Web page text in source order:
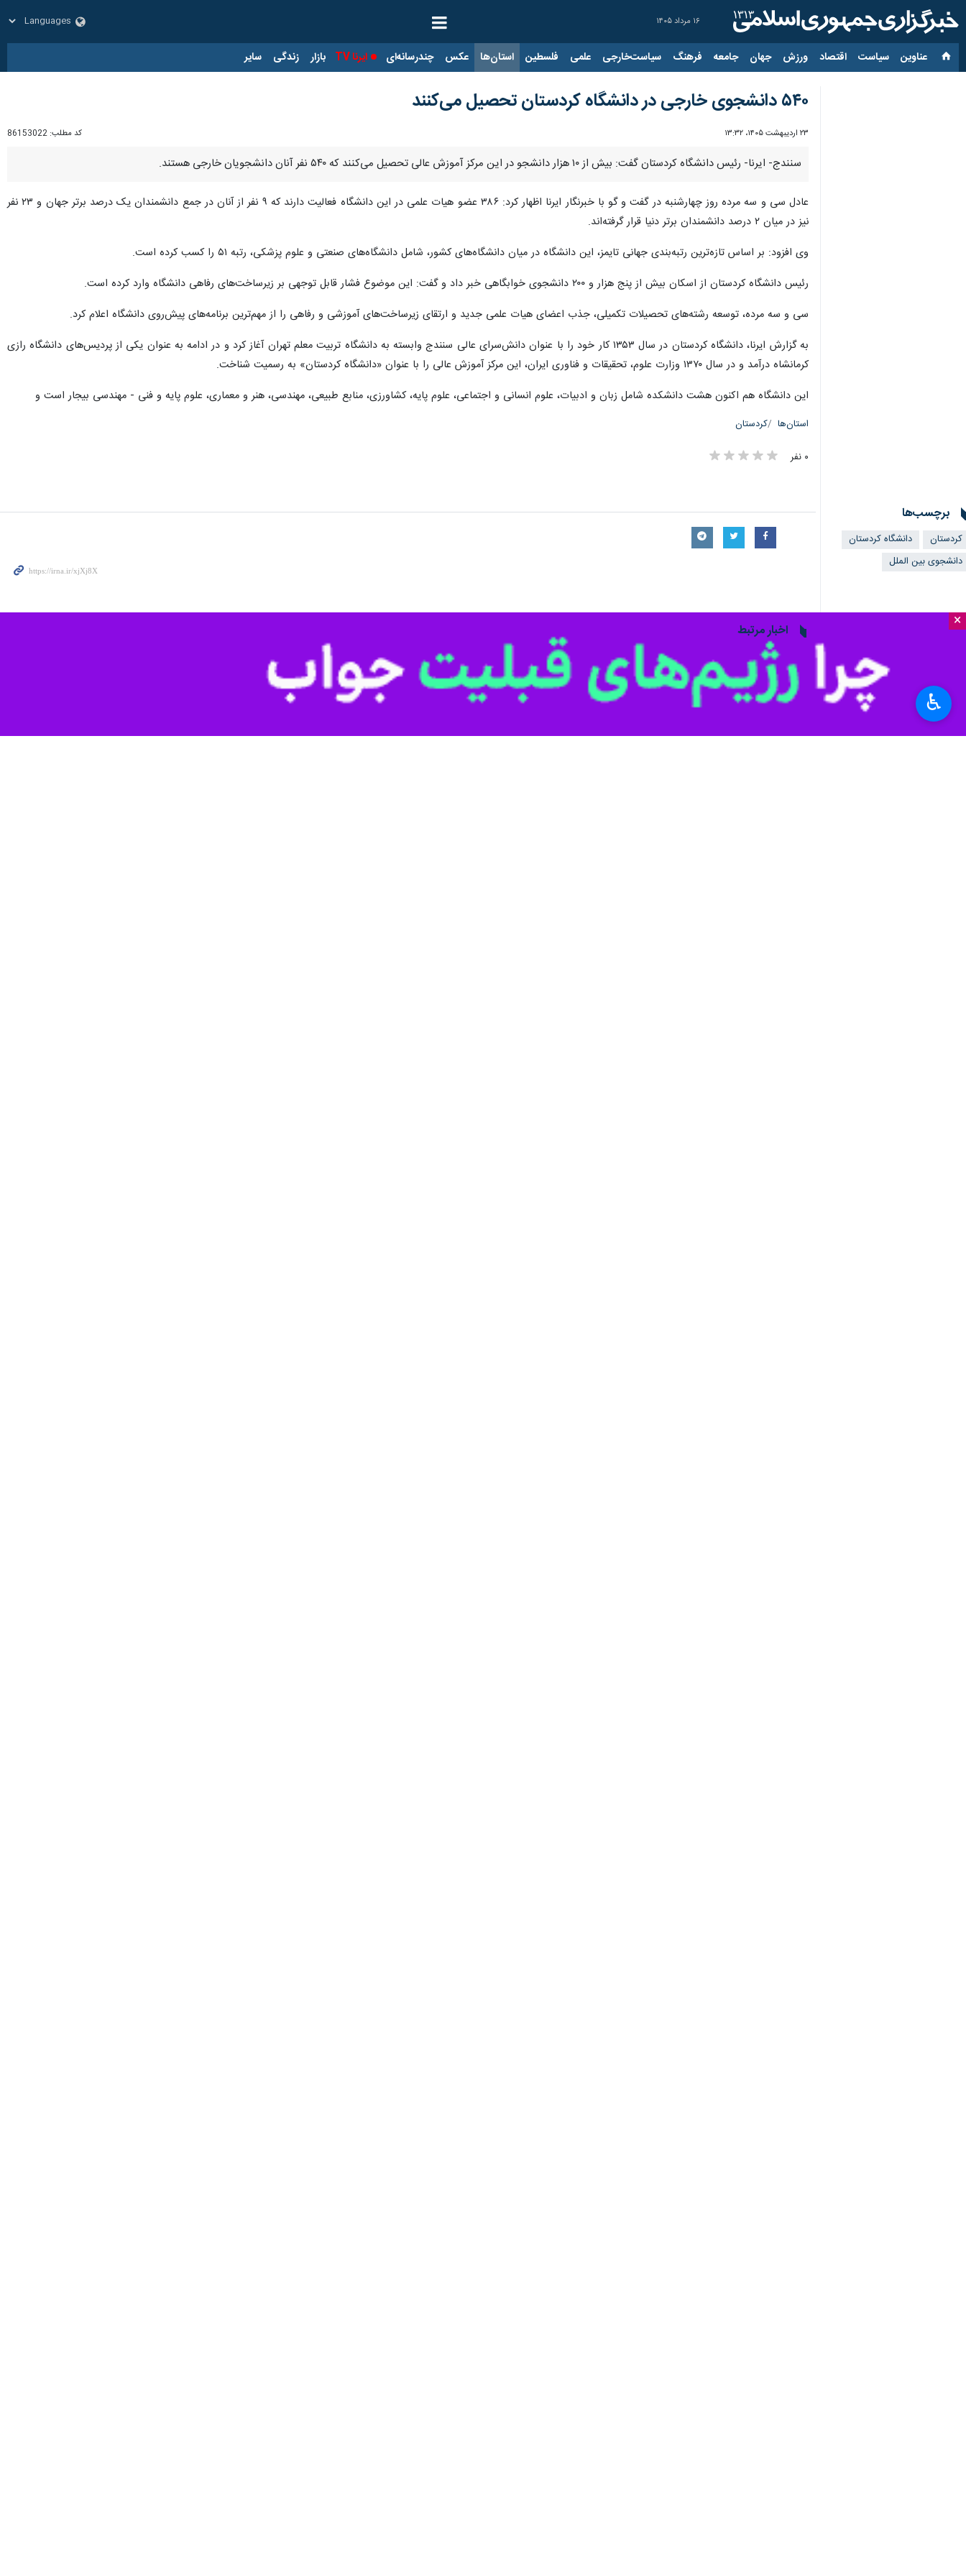
۱۶ مرداد ۱۴۰۵
عناوین‌ سیاست اقتصاد ورزش جهان جامعه فرهنگ سیاست‌خارجی علمی فلسطین استان‌ها عکس چندرسانه‌ای ایرنا TV بازار زندگی سایر
×
۵۴۰ دانشجوی خارجی در دانشگاه کردستان تحصیل می‌کنند
۲۳ اردیبهشت ۱۴۰۵، ۱۳:۳۲ کد مطلب: 86153022
سنندج- ایرنا- رئیس دانشگاه کردستان گفت: بیش از ۱۰ هزار دانشجو در این مرکز آموزش عالی تحصیل می‌کنند که ۵۴۰ نفر آنان دانشجویان خارجی هستند.
عادل سی و سه مرده روز چهارشنبه در گفت و گو با خبرنگار ایرنا اظهار کرد: ۳۸۶ عضو هیات علمی در این دانشگاه فعالیت دارند که ۹ نفر از آنان در جمع دانشمندان یک درصد برتر جهان و ۲۳ نفر
نیز در میان ۲ درصد دانشمندان برتر دنیا قرار گرفته‌اند.
وی افزود: بر اساس تازه‌ترین رتبه‌بندی جهانی تایمز، این دانشگاه در میان دانشگاه‌های کشور، شامل دانشگاه‌های صنعتی و علوم پزشکی، رتبه ۵۱ را کسب کرده است.
رئیس دانشگاه کردستان از اسکان بیش از پنج هزار و ۲۰۰ دانشجوی خوابگاهی خبر داد و گفت: این موضوع فشار قابل توجهی بر زیرساخت‌های رفاهی دانشگاه وارد کرده است.
سی و سه مرده، توسعه رشته‌های تحصیلات تکمیلی، جذب اعضای هیات علمی جدید و ارتقای زیرساخت‌های آموزشی و رفاهی را از مهم‌ترین برنامه‌های پیش‌روی دانشگاه اعلام کرد.
به گزارش ایرنا، دانشگاه کردستان در سال ۱۳۵۳ کار خود را با عنوان دانش‌سرای عالی سنندج وابسته به دانشگاه تربیت معلم تهران آغاز کرد و در ادامه به عنوان یکی از پردیس‌های دانشگاه رازی
کرمانشاه درآمد و در سال ۱۳۷۰ وزارت علوم، تحقیقات و فناوری ایران، این مرکز آموزش عالی را با عنوان «دانشگاه کردستان» به رسمیت شناخت.
این دانشگاه هم اکنون هشت دانشکده شامل زبان و ادبیات، علوم انسانی و اجتماعی، علوم پایه، کشاورزی، منابع طبیعی، مهندسی، هنر و معماری، علوم‌ پایه و فنی - مهندسی بیجار است و
استان‌ها کردستان
۰ نفر
برچسب‌ها
کردستان
دانشگاه کردستان
دانشجوی بین الملل
اخبار مرتبط
دانشگاه کردستان در فهرست دانشگاه‌های بورسیه اقلیم کردستان عراق
سنندج- ایرنا- دانشگاه کردستان، پس از یک وقفه زمانی، بار دیگر در فهرست دانشگاه‌های معتبر مورد…
♿︎